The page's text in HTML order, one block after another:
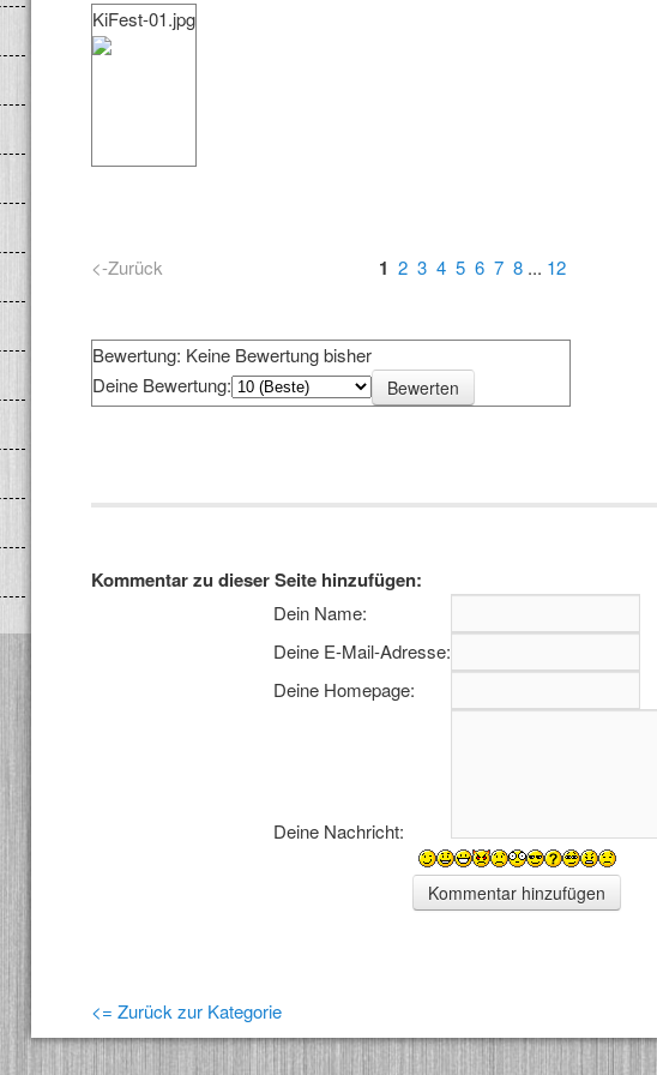
KiFest-01.jpg
<-Zurück 1 2 3 4 5 6 7 8 ... 12
Bewertung: Keine Bewertung bisher
Deine Bewertung:
Kommentar zu dieser Seite hinzufügen:
Dein Name:
Deine E-Mail-Adresse:
Deine Homepage:
Deine Nachricht:
<= Zurück zur Kategorie